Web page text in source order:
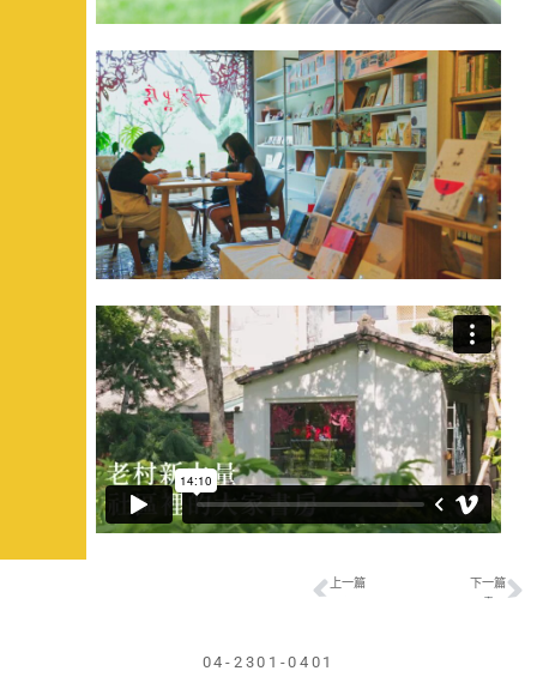
上一頁
上一篇 下一篇
04-2301-0401